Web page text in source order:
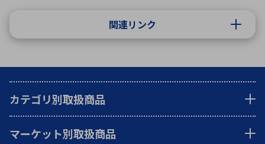
関連リンク
カテゴリ別取扱商品
マーケット別取扱商品